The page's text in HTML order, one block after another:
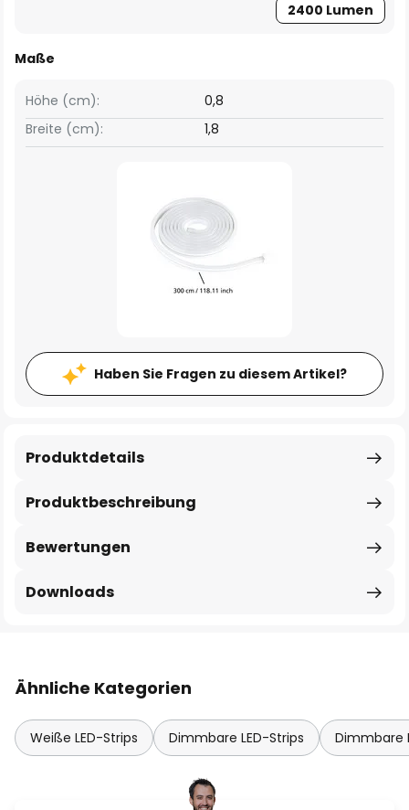
2400 Lumen
Maße
Breite (cm): 1,8
Höhe (cm): 0,8
Haben Sie Fragen zu diesem Artikel?
Produktbeschreibung
Produktdetails
Bewertungen
Downloads
Ähnliche Kategorien
Weiße LED-Strips Dimmbare LED-Strips Dimmbare